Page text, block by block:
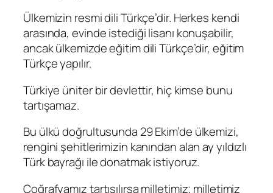
Ülkemizin resmi dili Türkçe’dir. Herkes kendi
arasında, evinde istediği lisanı konuşabilir,
ancak ülkemizde eğitim dili Türkçe’dir, eğitim
Türkçe yapılır.
Türkiye üniter bir devlettir, hiç kimse bunu
tartışamaz.
Bu ülkü doğrultusunda 29 Ekim’de ülkemizi,
rengini şehitlerimizin kanından alan ay yıldızlı
Türk bayrağı ile donatmak istiyoruz.
Coğrafyamız tartışılırsa milletimiz; milletimiz